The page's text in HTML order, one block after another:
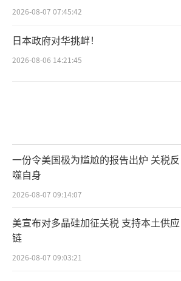
2026-08-07 07:45:42
日本政府对华挑衅！
2026-08-06 14:21:45
一份令美国极为尴尬的报告出炉 关税反
噬自身
2026-08-07 09:14:07
美宣布对多晶硅加征关税 支持本土供应
链
2026-08-07 09:03:21